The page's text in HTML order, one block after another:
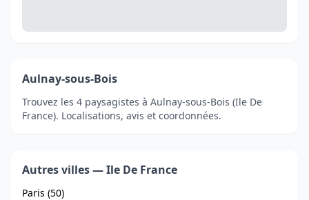
Aulnay-sous-Bois
Trouvez les 4 paysagistes à Aulnay-sous-Bois (Ile De
France). Localisations, avis et coordonnées.
Autres villes — Ile De France
Paris (50)